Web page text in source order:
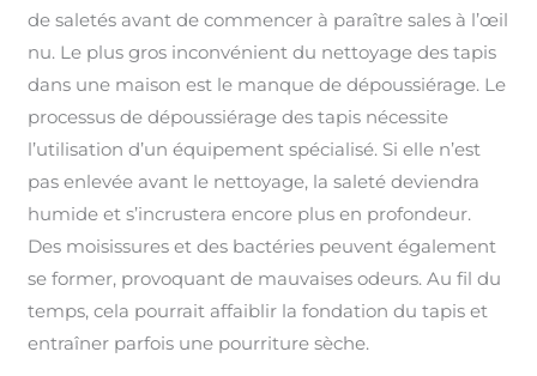
de saletés avant de commencer à paraître sales à l’œil
nu. Le plus gros inconvénient du nettoyage des tapis
dans une maison est le manque de dépoussiérage. Le
processus de dépoussiérage des tapis nécessite
l’utilisation d’un équipement spécialisé. Si elle n’est
pas enlevée avant le nettoyage, la saleté deviendra
humide et s’incrustera encore plus en profondeur.
Des moisissures et des bactéries peuvent également
se former, provoquant de mauvaises odeurs. Au fil du
temps, cela pourrait affaiblir la fondation du tapis et
entraîner parfois une pourriture sèche.